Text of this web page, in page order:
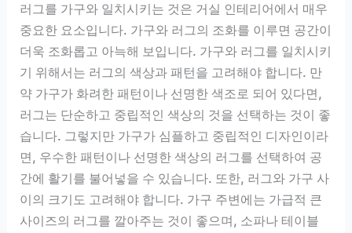
러그를 가구와 일치시키는 것은 거실 인테리어에서 매우
중요한 요소입니다. 가구와 러그의 조화를 이루면 공간이
더욱 조화롭고 아늑해 보입니다. 가구와 러그를 일치시키
기 위해서는 러그의 색상과 패턴을 고려해야 합니다. 만
약 가구가 화려한 패턴이나 선명한 색조로 되어 있다면,
러그는 단순하고 중립적인 색상의 것을 선택하는 것이 좋
습니다. 그렇지만 가구가 심플하고 중립적인 디자인이라
면, 우수한 패턴이나 선명한 색상의 러그를 선택하여 공
간에 활기를 불어넣을 수 있습니다. 또한, 러그와 가구 사
이의 크기도 고려해야 합니다. 가구 주변에는 가급적 큰
사이즈의 러그를 깔아주는 것이 좋으며, 소파나 테이블